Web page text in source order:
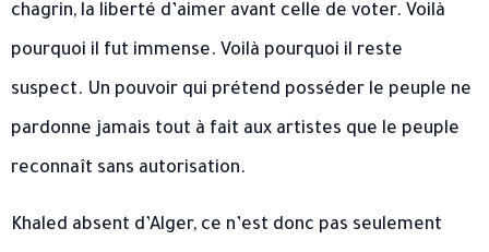
chagrin, la liberté d’aimer avant celle de voter. Voilà
pourquoi il fut immense. Voilà pourquoi il reste
suspect. Un pouvoir qui prétend posséder le peuple ne
pardonne jamais tout à fait aux artistes que le peuple
reconnaît sans autorisation.
Khaled absent d’Alger, ce n’est donc pas seulement